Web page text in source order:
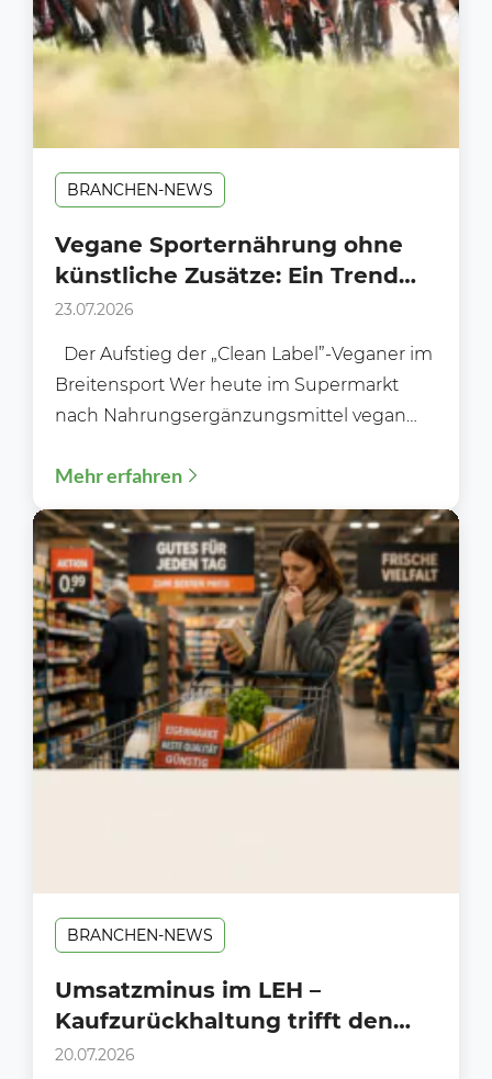
BRANCHEN-NEWS
Vegane Sporternährung ohne
künstliche Zusätze: Ein Trend
am Supermarkt-Regal?
23.07.2026
Der Aufstieg der „Clean Label”-Veganer im
Breitensport Wer heute im Supermarkt
nach Nahrungsergänzungsmittel vegan
Mehr erfahren
BRANCHEN-NEWS
Umsatzminus im LEH –
Kaufzurückhaltung trifft den
Handel mit voller Wucht!
20.07.2026